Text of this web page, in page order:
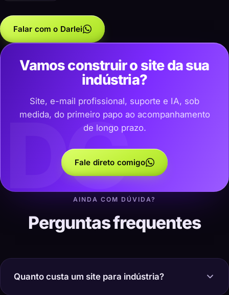
Falar com o Darlei
DC
Vamos construir o site da sua
indústria?
Site, e-mail profissional, suporte e IA, sob
medida, do primeiro papo ao acompanhamento
de longo prazo.
Fale direto comigo
AINDA COM DÚVIDA?
Perguntas frequentes
Quanto custa um site para indústria?